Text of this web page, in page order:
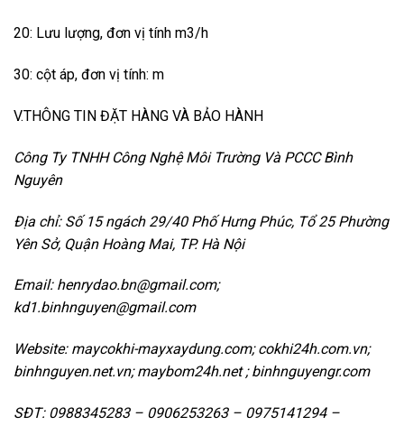
20: Lưu lượng, đơn vị tính m3/h
30: cột áp, đơn vị tính: m
V.THÔNG TIN ĐẶT HÀNG VÀ BẢO HÀNH
Công Ty TNHH Công Nghệ Môi Trường Và PCCC Bình
Nguyên
Địa chỉ: Số 15 ngách 29/40 Phố Hưng Phúc, Tổ 25 Phường
Yên Sở, Quận Hoàng Mai, TP. Hà Nội
Email: henrydao.bn@gmail.com;
kd1.binhnguyen@gmail.com
Website: maycokhi-mayxaydung.com; cokhi24h.com.vn;
binhnguyen.net.vn; maybom24h.net ; binhnguyengr.com
SĐT: 0988345283 – 0906253263 – 0975141294 –